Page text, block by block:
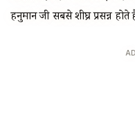
हनुमान जी सबसे शीघ्र प्रसन्न होते